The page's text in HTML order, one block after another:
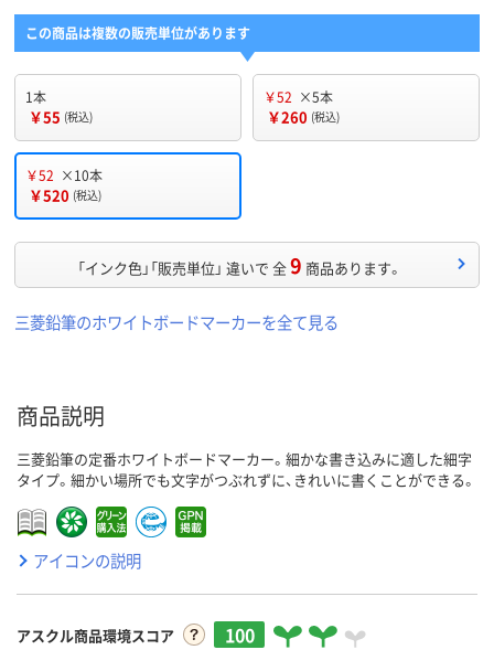
この商品は複数の販売単位があります
1本
￥55 (税込)
￥52 ×5本
￥260 (税込)
￥52 ×10本
￥520 (税込)
「インク色」「販売単位」 違いで 全9 商品あります。
三菱鉛筆のホワイトボードマーカーを全て見る
商品説明
三菱鉛筆の定番ホワイトボードマーカー。細かな書き込みに適した細字
タイプ。細かい場所でも文字がつぶれずに、きれいに書くことができる。
アイコンの説明
アスクル商品環境スコア 100